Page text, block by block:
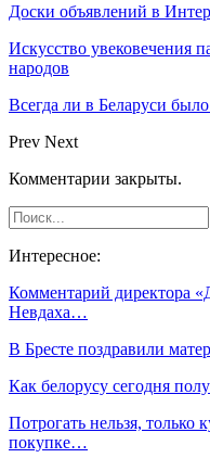
Доски объявлений в
Искусство увековечения
народов
Всегда ли в Беларуси
Prev Next
Комментарии закрыты.
Интересное:
Комментарий директора
Невдаха…
В Бресте поздравили
Как белорусу сегодня
Потрогать нельзя, только
покупке…